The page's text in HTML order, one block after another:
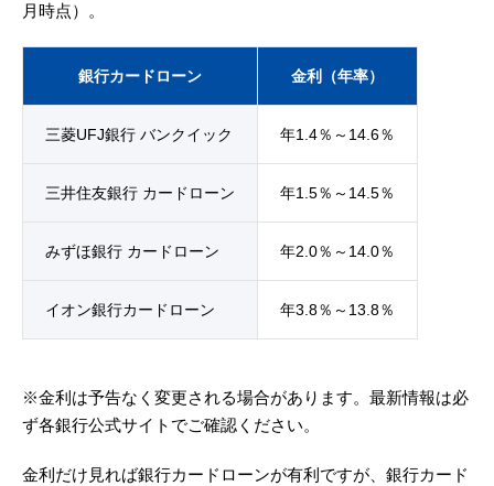
月時点）。
銀行カードローン 金利（年率）
三菱UFJ銀行 バンクイック 年1.4％～14.6％
三井住友銀行 カードローン 年1.5％～14.5％
みずほ銀行 カードローン 年2.0％～14.0％
イオン銀行カードローン 年3.8％～13.8％
※金利は予告なく変更される場合があります。最新情報は必
ず各銀行公式サイトでご確認ください。
金利だけ見れば銀行カードローンが有利ですが、銀行カード